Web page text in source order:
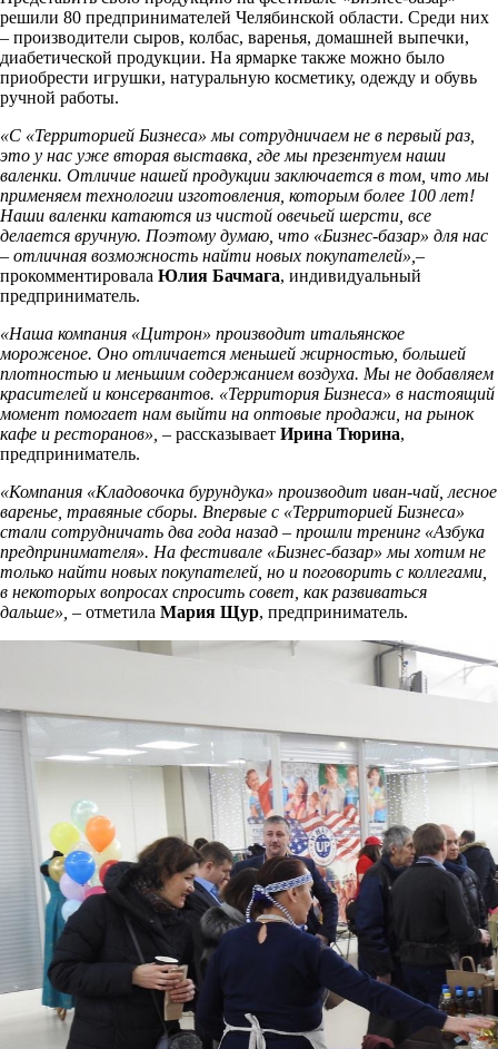
решили 80 предпринимателей Челябинской области. Среди них
– производители сыров, колбас, варенья, домашней выпечки,
диабетической продукции. На ярмарке также можно было
приобрести игрушки, натуральную косметику, одежду и обувь
ручной работы.
«С «Территорией Бизнеса» мы сотрудничаем не в первый раз,
это у нас уже вторая выставка, где мы презентуем наши
валенки. Отличие нашей продукции заключается в том, что мы
применяем технологии изготовления, которым более 100 лет!
Наши валенки катаются из чистой овечьей шерсти, все
делается вручную. Поэтому думаю, что «Бизнес-базар» для нас
– отличная возможность найти новых покупателей», –
прокомментировала Юлия Бачмага, индивидуальный
предприниматель.
«Наша компания «Цитрон» производит итальянское
мороженое. Оно отличается меньшей жирностью, большей
плотностью и меньшим содержанием воздуха. Мы не добавляем
красителей и консервантов. «Территория Бизнеса» в настоящий
момент помогает нам выйти на оптовые продажи, на рынок
кафе и ресторанов», – рассказывает Ирина Тюрина,
предприниматель.
«Компания «Кладовочка бурундука» производит иван-чай, лесное
варенье, травяные сборы. Впервые с «Территорией Бизнеса»
стали сотрудничать два года назад – прошли тренинг «Азбука
предпринимателя». На фестивале «Бизнес-базар» мы хотим не
только найти новых покупателей, но и поговорить с коллегами,
в некоторых вопросах спросить совет, как развиваться
дальше», – отметила Мария Щур, предприниматель.